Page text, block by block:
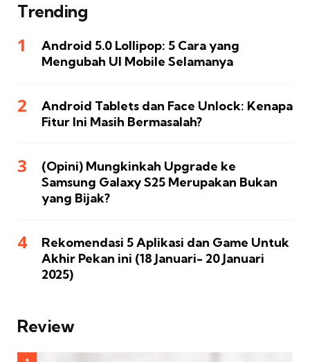
Trending
Android 5.0 Lollipop: 5 Cara yang
Mengubah UI Mobile Selamanya
Android Tablets dan Face Unlock: Kenapa
Fitur Ini Masih Bermasalah?
(Opini) Mungkinkah Upgrade ke
Samsung Galaxy S25 Merupakan Bukan
yang Bijak?
Rekomendasi 5 Aplikasi dan Game Untuk
Akhir Pekan ini (18 Januari- 20 Januari
2025)
Review